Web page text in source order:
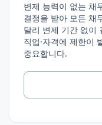
변제 능력이 없는 채
결정을 받아 모든 채
달리 변제 기간 없이
직업·자격에 제한이
중요합니다.